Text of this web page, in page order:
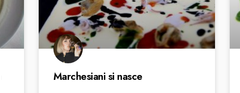
Marchesiani si nasce